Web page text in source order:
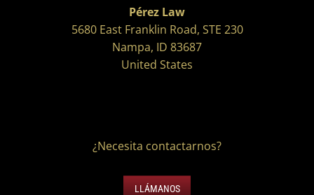
Pérez Law
5680 East Franklin Road, STE 230
Nampa, ID 83687
United States
¿Necesita contactarnos?
LLÁMANOS